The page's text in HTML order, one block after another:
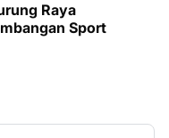
Raya
Sport